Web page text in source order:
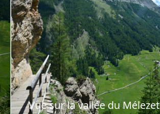
Vue sur la vallée du Mélezet